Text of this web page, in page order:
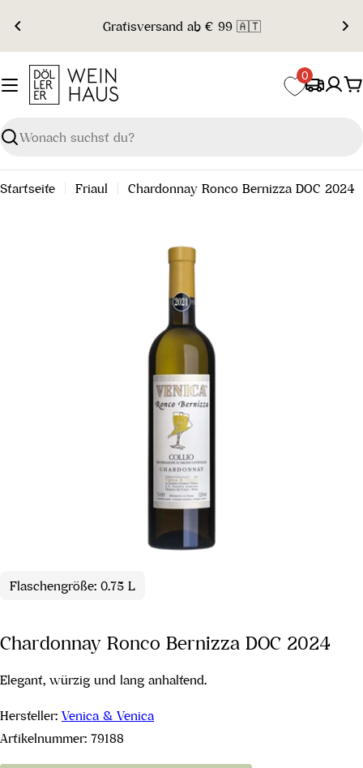
Inhalt
springen
Gratisversand ab € 99 🇦🇹
Suchen
0
Startseite Friaul Chardonnay Ronco Bernizza DOC 2024
Flaschengröße: 0.75 L
Chardonnay Ronco Bernizza DOC 2024
Elegant, würzig und lang anhaltend.
Hersteller: Venica & Venica
Artikelnummer: 79188